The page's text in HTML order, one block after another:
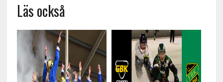
Läs också